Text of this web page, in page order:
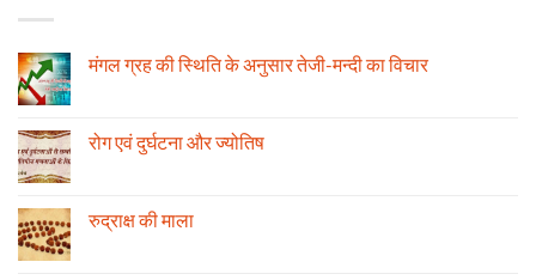
मंगल ग्रह की स्थिति के अनुसार तेजी-मन्दी का विचार
मंगल
ग्रह
अनुसार
तेजी-
रोग एवं दुर्घटना और ज्योतिष
रोग
एवं
रुद्राक्ष की माला